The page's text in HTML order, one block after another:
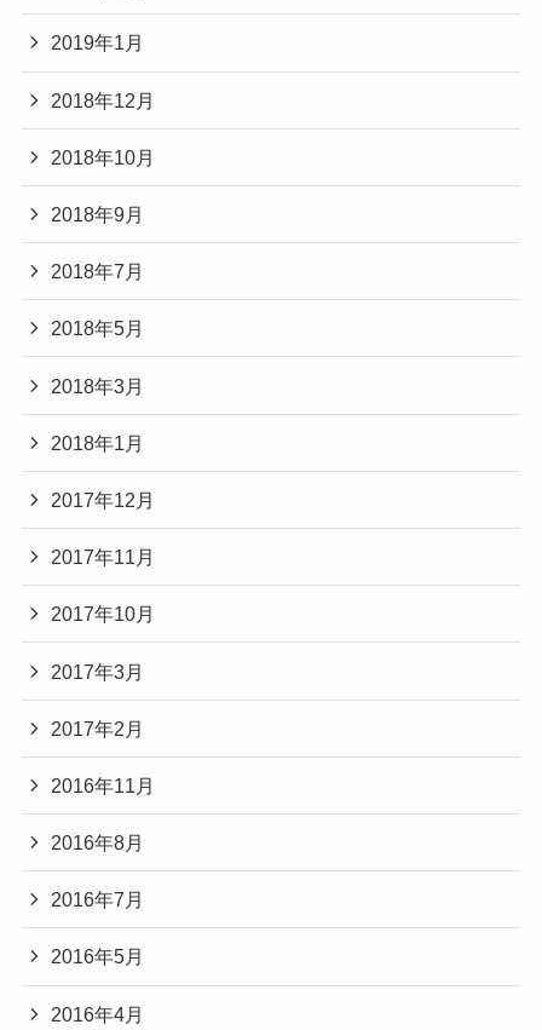
2019年1月
2018年12月
2018年10月
2018年9月
2018年7月
2018年5月
2018年3月
2018年1月
2017年12月
2017年11月
2017年10月
2017年3月
2017年2月
2016年11月
2016年8月
2016年7月
2016年5月
2016年4月